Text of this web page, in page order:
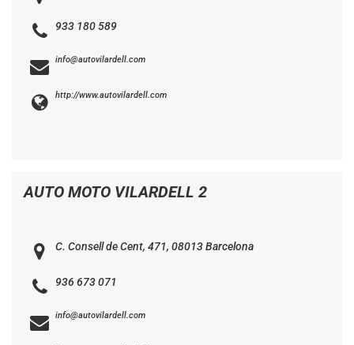
933 180 589
info@autovilardell.com
http://www.autovilardell.com
AUTO MOTO VILARDELL 2
C. Consell de Cent, 471, 08013 Barcelona
936 673 071
info@autovilardell.com